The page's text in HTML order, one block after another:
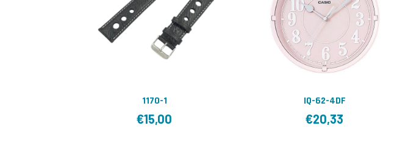
1170-1
€15,00
IQ-62-4DF
€20,33